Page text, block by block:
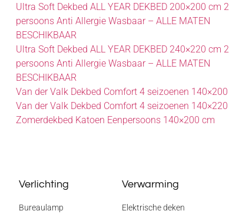
Ultra Soft Dekbed ALL YEAR DEKBED 200×200 cm 2
persoons Anti Allergie Wasbaar – ALLE MATEN
BESCHIKBAAR
Ultra Soft Dekbed ALL YEAR DEKBED 240×220 cm 2
persoons Anti Allergie Wasbaar – ALLE MATEN
BESCHIKBAAR
Van der Valk Dekbed Comfort 4 seizoenen 140×200
Van der Valk Dekbed Comfort 4 seizoenen 140×220
Zomerdekbed Katoen Eenpersoons 140×200 cm
Verlichting
Bureaulamp
Verwarming
Elektrische deken